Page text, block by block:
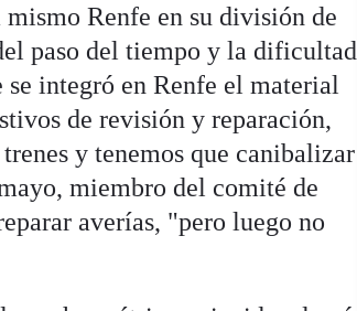
mismo Renfe en su división de
paso del tiempo y la dificultad
se integró en Renfe el material
de revisión y reparación,
y tenemos que canibalizar
miembro del comité de
averías, "pero luego no